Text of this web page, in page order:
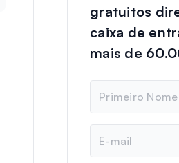
gratuitos
caixa de
mais de
m
e
m